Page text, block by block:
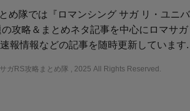
め隊では『ロマンシング サガ リ・ユニバ
攻略＆まとめネタ記事を中心にロマサガ
報情報などの記事を随時更新しています.
ガRS攻略まとめ隊 , 2025 All Rights Reserved.